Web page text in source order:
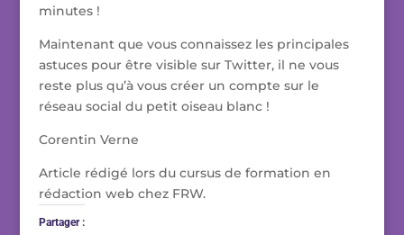
minutes !
Maintenant que vous connaissez les principales
astuces pour être visible sur Twitter, il ne vous
reste plus qu’à vous créer un compte sur le
réseau social du petit oiseau blanc !
Corentin Verne
Article rédigé lors du cursus de formation en
rédaction web chez FRW.
Partager :